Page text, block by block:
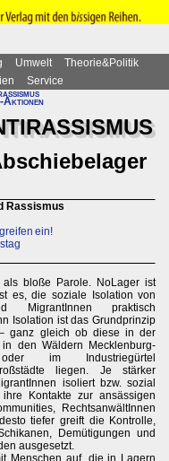
Umwelt
Theorie&Politik
Service
Rassismus
ein!
als bloße Parole. NoLager ist
es, die soziale Isolation von
MigrantInnen praktisch
Isolation ist das Grundprinzip
ganz gleich ob diese in der
in den Wäldern Mecklenburg-
oder im Industriegürtel
liegen. Je stärker
isoliert bzw. sozial
Kontakte zur ansässigen
RechtsanwältInnen
tiefer greift die Kontrolle,
Demütigungen und
ausgesetzt.